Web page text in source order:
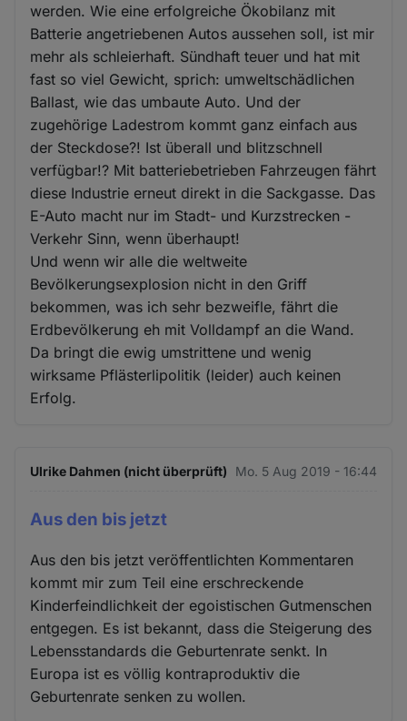
werden. Wie eine erfolgreiche Ökobilanz mit
Batterie angetriebenen Autos aussehen soll, ist mir
mehr als schleierhaft. Sündhaft teuer und hat mit
fast so viel Gewicht, sprich: umweltschädlichen
Ballast, wie das umbaute Auto. Und der
zugehörige Ladestrom kommt ganz einfach aus
der Steckdose?! Ist überall und blitzschnell
verfügbar!? Mit batteriebetrieben Fahrzeugen fährt
diese Industrie erneut direkt in die Sackgasse. Das
E-Auto macht nur im Stadt- und Kurzstrecken -
Verkehr Sinn, wenn überhaupt!
Und wenn wir alle die weltweite
Bevölkerungsexplosion nicht in den Griff
bekommen, was ich sehr bezweifle, fährt die
Erdbevölkerung eh mit Volldampf an die Wand.
Da bringt die ewig umstrittene und wenig
wirksame Pflästerlipolitik (leider) auch keinen
Erfolg.
Ulrike Dahmen (nicht überprüft) Mo. 5 Aug 2019 - 16:44
Aus den bis jetzt
Aus den bis jetzt veröffentlichten Kommentaren
kommt mir zum Teil eine erschreckende
Kinderfeindlichkeit der egoistischen Gutmenschen
entgegen. Es ist bekannt, dass die Steigerung des
Lebensstandards die Geburtenrate senkt. In
Europa ist es völlig kontraproduktiv die
Geburtenrate senken zu wollen.